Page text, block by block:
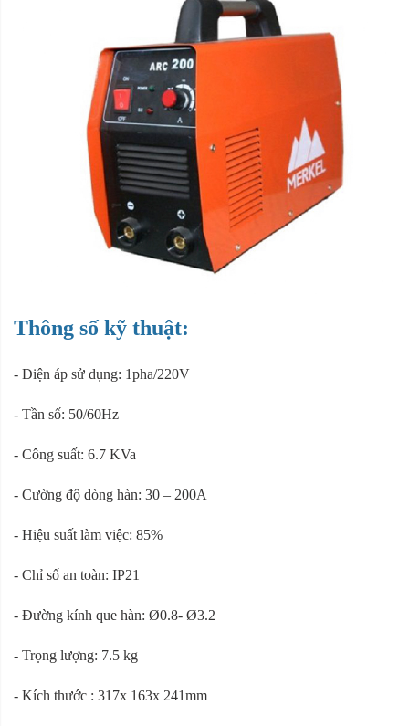
Thông số kỹ thuật:
- Điện áp sử dụng: 1pha/220V
- Tần số: 50/60Hz
- Công suất: 6.7 KVa
- Cường độ dòng hàn: 30 – 200A
- Hiệu suất làm việc: 85%
- Chỉ số an toàn: IP21
- Đường kính que hàn: Ø0.8- Ø3.2
- Trọng lượng: 7.5 kg
- Kích thước : 317x 163x 241mm